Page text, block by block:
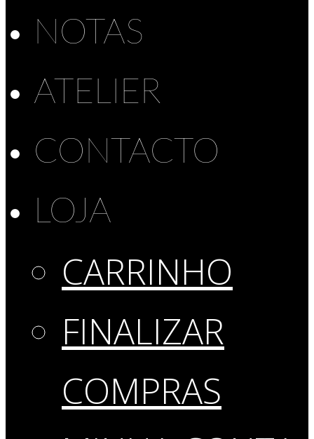
NOTAS
ATELIER
CONTACTO
LOJA
CARRINHO
FINALIZAR
COMPRAS